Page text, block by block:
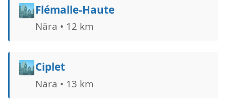
🏙️Flémalle-Haute
Nära • 12 km
🏙️Ciplet
Nära • 13 km